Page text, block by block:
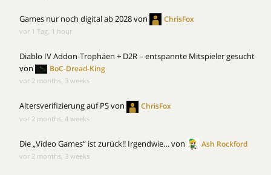
Games nur noch digital ab 2028von ChrisFox
vor 1 Tag, 1 hour
Diablo IV Addon-Trophäen + D2R – entspannte Mitspieler gesucht
von
BoC-Dread-King
vor 2 months, 3 weeks
Altersverifizierung auf PSvon ChrisFox
vor 2 months, 4 weeks
Die „Video Games“ ist zurück!! Irgendwie…von Ash Rockford
vor 2 months, 3 weeks